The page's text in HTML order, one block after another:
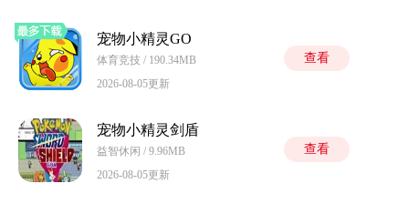
宠物小精灵GO
体育竞技 / 190.34MB
2026-08-05更新
查看
宠物小精灵剑盾
益智休闲 / 9.96MB
2026-08-05更新
查看